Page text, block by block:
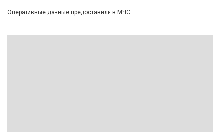
Оперативные данные предоставили в МЧС